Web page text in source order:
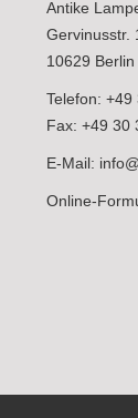
Antike
Gervinusstr.
10629 Berlin
Telefon: +49
Fax: +49 30
E-Mail:
Online-